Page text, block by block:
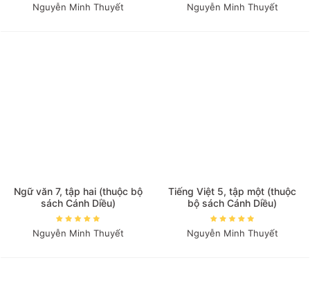
Nguyễn Minh Thuyết Nguyễn Minh Thuyết
Ngữ văn 7, tập hai (thuộc bộ
sách Cánh Diều)
Nguyễn Minh Thuyết
Tiếng Việt 5, tập một (thuộc
bộ sách Cánh Diều)
Nguyễn Minh Thuyết